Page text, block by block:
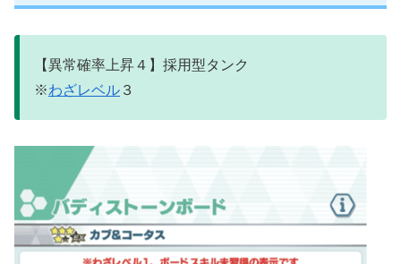
【異常確率上昇４】採用型タンク
※わざレベル ３